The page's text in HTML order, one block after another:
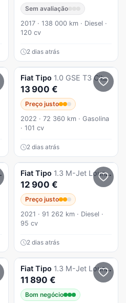
Sem avaliação
2017 · 138 000 km · Diesel ·
120 cv
2 dias atrás
Fiat Tipo 1.0 GSE T3 City Life
13 900 €
Preço justo
2022 · 72 360 km · Gasolina
· 101 cv
2 dias atrás
Fiat Tipo 1.3 M-Jet Lounge
12 900 €
Preço justo
2021 · 91 262 km · Diesel ·
95 cv
2 dias atrás
Fiat Tipo 1.3 M-Jet Lounge
11 890 €
Bom negócio